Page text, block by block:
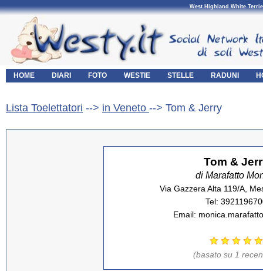
West Highland White
HOME DIARI FOTO WESTIE STELLE RADUNI
Lista Toelettatori --> in Veneto --> Tom & Jerry
Tom &
di Marafatto
Via Gazzera Alta 119/A,
Tel:
Email:
(basato su 1